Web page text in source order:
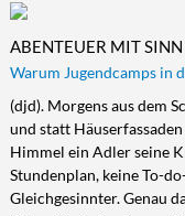
ABENTEUER MIT SINN
Warum Jugendcamps in
(djd). Morgens aus dem
und statt
Himmel ein Adler seine
Stundenplan, keine To-
Gleichgesinnter. Genau